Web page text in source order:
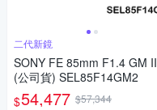
二代新鏡
SONY FE 85mm F1.4 GM II
(公司貨) SEL85F14GM2
$54,477 $57,344